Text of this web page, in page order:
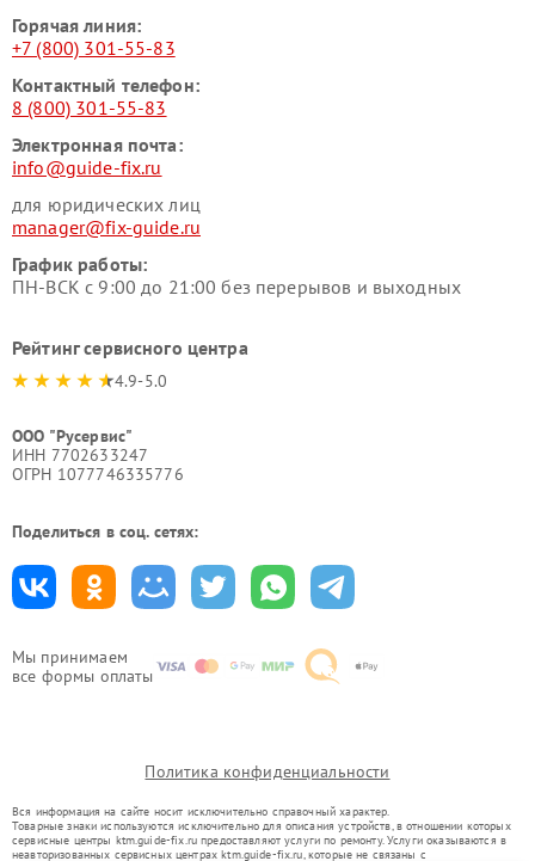
Мы принимаем
все формы оплаты
Горячая линия:
+7 (800) 301-55-83
Контактный телефон:
8 (800) 301-55-83
Электронная почта:
info@guide-fix.ru
для юридических лиц
manager@fix-guide.ru
График работы:
ПН-ВСК с 9:00 до 21:00 без перерывов и выходных
Рейтинг сервисного центра
4.9-5.0
ООО "Русервис"
ИНН 7702633247
ОГРН 1077746335776
Поделиться в соц. сетях:
Политика конфиденциальности
Вся информация на сайте носит исключительно справочный характер.
Товарные знаки используются исключительно для описания устройств, в отношении которых
сервисные центры ktm.guide-fix.ru предоставляют услуги по ремонту. Услуги оказываются в
неавторизованных сервисных центрах ktm.guide-fix.ru, которые не связаны с